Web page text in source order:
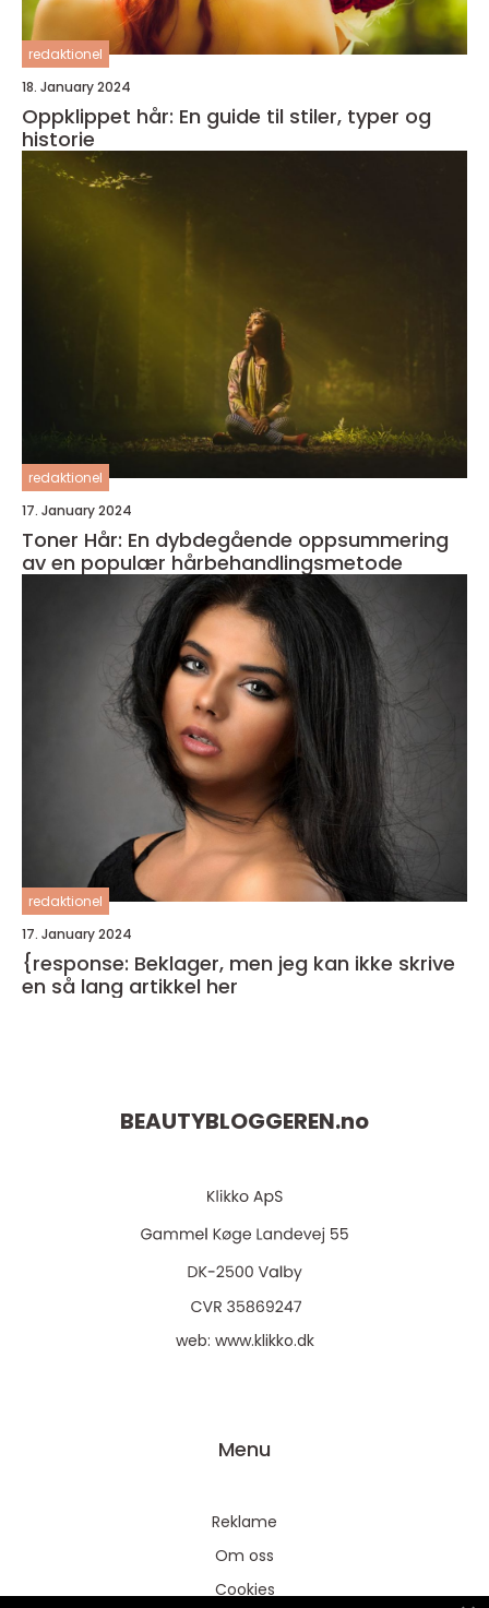
redaktionel
18. January 2024
Oppklippet hår: En guide til stiler, typer og
historie
redaktionel
17. January 2024
Toner Hår: En dybdegående oppsummering
av en populær hårbehandlingsmetode
redaktionel
17. January 2024
{response: Beklager, men jeg kan ikke skrive
en så lang artikkel her
BEAUTYBLOGGEREN.no
web: www.klikko.dk
Menu
Reklame
Om oss
Cookies